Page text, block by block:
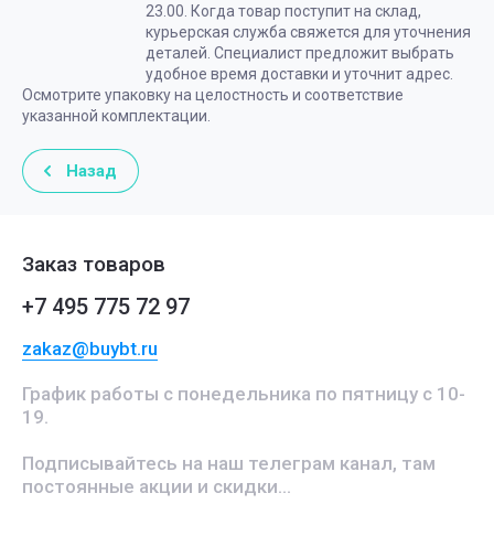
23.00. Когда товар поступит на склад,
курьерская служба свяжется для уточнения
деталей. Специалист предложит выбрать
удобное время доставки и уточнит адрес.
Осмотрите упаковку на целостность и соответствие
указанной комплектации.
Назад
Заказ товаров
+7 495 775 72 97
zakaz@buybt.ru
График работы с понедельника по пятницу с 10-
19.
Подписывайтесь на наш телеграм канал, там
постоянные акции и скидки...